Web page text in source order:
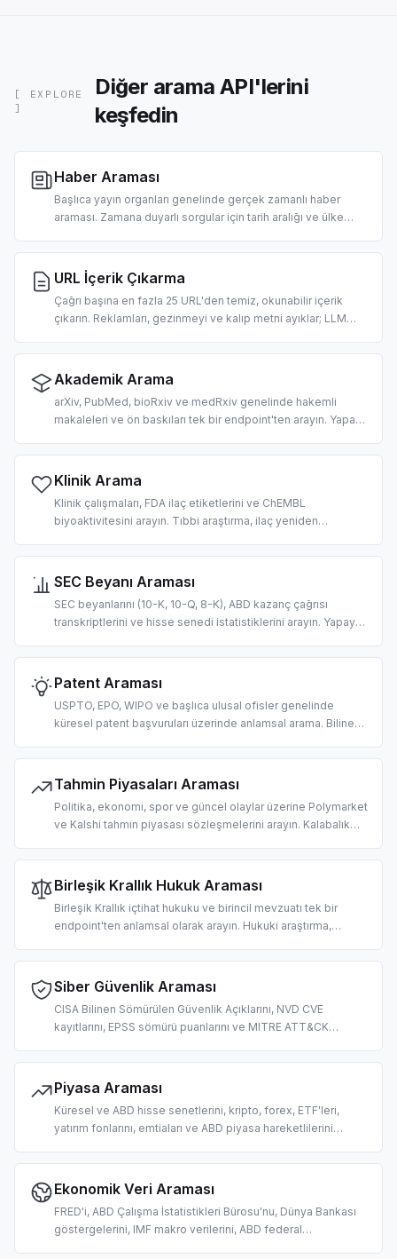
[ EXPLORE
]
Diğer arama API'lerini
keşfedin
Haber Araması
Başlıca yayın organları genelinde gerçek zamanlı haber
araması. Zamana duyarlı sorgular için tarih aralığı ve ülke
RAG pipeline'ları için tasarlandı.
URL İçerik Çıkarma
Çağrı başına en fazla 25 URL'den temiz, okunabilir içerik
çıkarın. Reklamları, gezinmeyi ve kalıp metni ayıklar; LLM
kredi.
Akademik Arama
arXiv, PubMed, bioRxiv ve medRxiv genelinde hakemli
makaleleri ve ön baskıları tek bir endpoint'ten arayın. Yapay
RAG ve alıntı çıkarma için tasarlandı.
Klinik Arama
Klinik çalışmaları, FDA ilaç etiketlerini ve ChEMBL
biyoaktivitesini arayın. Tıbbi araştırma, ilaç yeniden
akışları için tasarlandı.
SEC Beyanı Araması
SEC beyanlarını (10-K, 10-Q, 8-K), ABD kazanç çağrısı
transkriptlerini ve hisse senedi istatistiklerini arayın. Yapay
pipeline'ları için tasarlandı.
Patent Araması
USPTO, EPO, WIPO ve başlıca ulusal ofisler genelinde
küresel patent başvuruları üzerinde anlamsal arama. Bilinen
rekabet zekası için tasarlandı.
Tahmin Piyasaları Araması
Politika, ekonomi, spor ve güncel olaylar üzerine Polymarket
ve Kalshi tahmin piyasası sözleşmelerini arayın. Kalabalık
tasarlandı.
Birleşik Krallık Hukuk Araması
Birleşik Krallık içtihat hukuku ve birincil mevzuatı tek bir
endpoint'ten anlamsal olarak arayın. Hukuki araştırma,
odaklı hukuk teknolojisi iş akışları için tasarlandı.
Siber Güvenlik Araması
CISA Bilinen Sömürülen Güvenlik Açıklarını, NVD CVE
kayıtlarını, EPSS sömürü puanlarını ve MITRE ATT&CK
önceliklendirmesi, tehdit istihbaratı ve güvenlik
operasyonları için tasarlandı.
Piyasa Araması
Küresel ve ABD hisse senetlerini, kripto, forex, ETF'leri,
yatırım fonlarını, emtiaları ve ABD piyasa hareketlilerini
alma ve alım satım araştırması için tasarlandı.
Ekonomik Veri Araması
FRED'i, ABD Çalışma İstatistikleri Bürosu'nu, Dünya Bankası
göstergelerini, IMF makro verilerini, ABD federal